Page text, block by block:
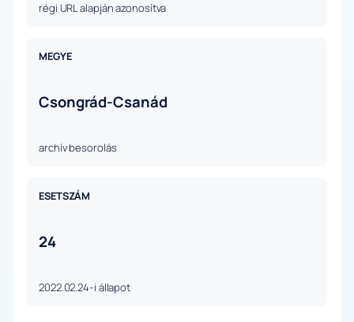
régi URL alapján azonosítva
MEGYE
Csongrád-Csanád
archív besorolás
ESETSZÁM
24
2022.02.24-i állapot